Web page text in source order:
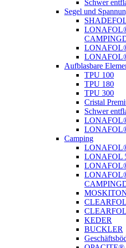
Schwer
Segel und
Aufblasbare
TPU 100
TPU 180
TPU 300
Cristal
Schwer
Camping
LONAFOL
KEDER
BUCKLER